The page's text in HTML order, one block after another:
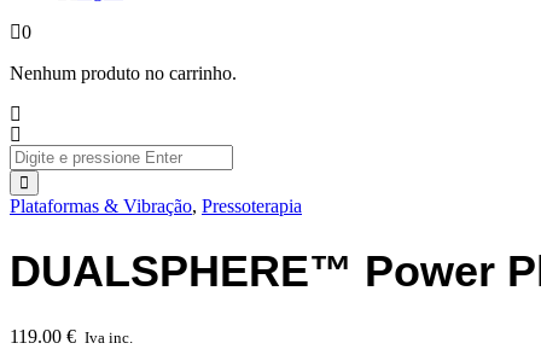
0
Nenhum produto no carrinho.
Plataformas & Vibração, Pressoterapia
DUALSPHERE™ Power
119.00 € Iva inc.